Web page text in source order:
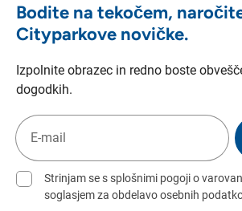
Bodite na tekočem,
Cityparkove novičke.
Izpolnite obrazec in redno boste
dogodkih.
Strinjam se s splošnimi pogoji o
soglasjem za obdelavo osebnih